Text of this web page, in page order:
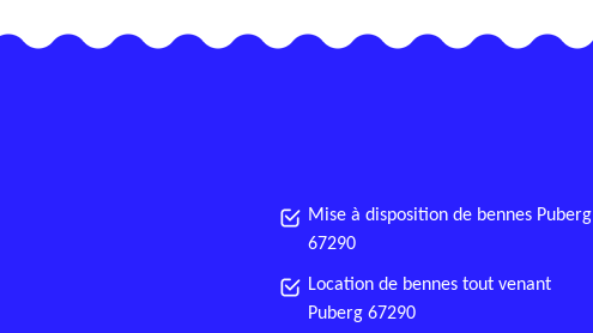
Mise à disposition de bennes Puberg
67290
Location de bennes tout venant
Puberg 67290